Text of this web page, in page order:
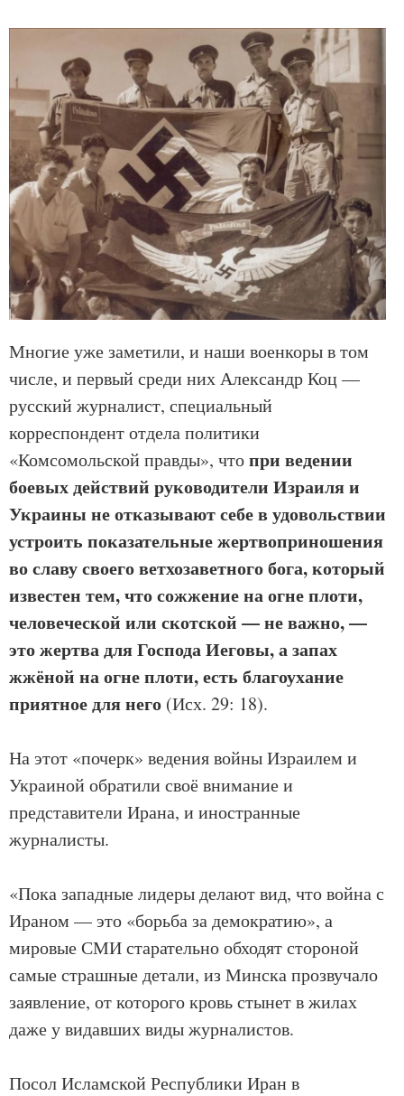
Многие уже заметили, и наши военкоры в том
числе, и первый среди них Александр Коц —
русский журналист, специальный
корреспондент отдела политики
«Комсомольской правды», чтопри ведении
боевых действий руководители Израиля и
Украины не отказывают себе в удовольствии
устроить показательные жертвоприношения
во славу своего ветхозаветного бога, который
известен тем, что сожжение на огне плоти,
человеческой или скотской — не важно, —
это жертва для Господа Иеговы, а запах
жжёной на огне плоти, есть благоухание
приятное для него (Исх. 29: 18).
На этот «почерк» ведения войны Израилем и
Украиной обратили своё внимание и
представители Ирана, и иностранные
журналисты.
«Пока западные лидеры делают вид, что война с
Ираном — это «борьба за демократию», а
мировые СМИ старательно обходят стороной
самые страшные детали, из Минска прозвучало
заявление, от которого кровь стынет в жилах
даже у видавших виды журналистов.
Посол Исламской Республики Иран в